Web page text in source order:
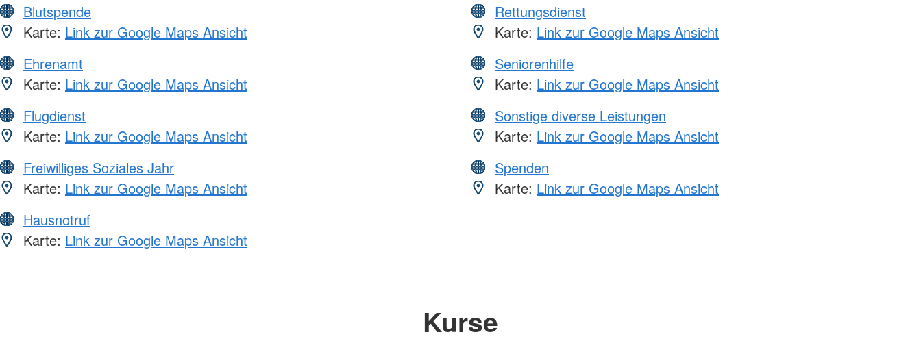
Blutspende
Karte: Link zur Google Maps Ansicht
Ehrenamt
Karte: Link zur Google Maps Ansicht
Flugdienst
Karte: Link zur Google Maps Ansicht
Freiwilliges Soziales Jahr
Karte: Link zur Google Maps Ansicht
Hausnotruf
Karte: Link zur Google Maps Ansicht
Rettungsdienst
Karte: Link zur Google Maps Ansicht
Seniorenhilfe
Karte: Link zur Google Maps Ansicht
Sonstige diverse Leistungen
Karte: Link zur Google Maps Ansicht
Spenden
Karte: Link zur Google Maps Ansicht
Kurse